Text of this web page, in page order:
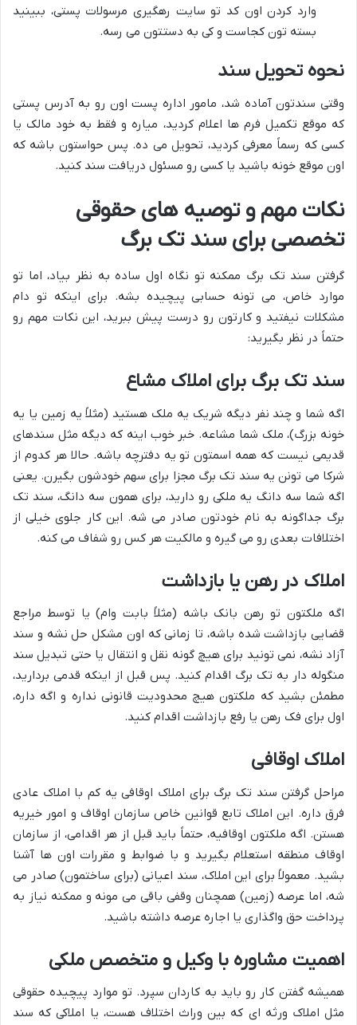
وارد کردن اون کد تو سایت رهگیری مرسولات پستی، ببینید
بسته تون کجاست و کی به دستتون می رسه.
نحوه تحویل سند
وقتی سندتون آماده شد، مامور اداره پست اون رو به آدرس پستی
که موقع تکمیل فرم ها اعلام کردید، میاره و فقط به خود مالک یا
کسی که رسماً معرفی کردید، تحویل می ده. پس حواستون باشه که
اون موقع خونه باشید یا کسی رو مسئول دریافت سند کنید.
نکات مهم و توصیه های حقوقی
تخصصی برای سند تک برگ
گرفتن سند تک برگ ممکنه تو نگاه اول ساده به نظر بیاد، اما تو
موارد خاص، می تونه حسابی پیچیده بشه. برای اینکه تو دام
مشکلات نیفتید و کارتون رو درست پیش ببرید، این نکات مهم رو
حتماً در نظر بگیرید:
سند تک برگ برای املاک مشاع
اگه شما و چند نفر دیگه شریک یه ملک هستید (مثلاً یه زمین یا یه
خونه بزرگ)، ملک شما مشاعه. خبر خوب اینه که دیگه مثل سندهای
قدیمی نیست که همه اسمتون تو یه دفترچه باشه. حالا هر کدوم از
شرکا می تونن یه سند تک برگ مجزا برای سهم خودشون بگیرن. یعنی
اگه شما سه دانگ یه ملکی رو دارید، برای همون سه دانگ، سند تک
برگ جداگونه به نام خودتون صادر می شه. این کار جلوی خیلی از
اختلافات بعدی رو می گیره و مالکیت هر کس رو شفاف می کنه.
املاک در رهن یا بازداشت
اگه ملکتون تو رهن بانک باشه (مثلاً بابت وام) یا توسط مراجع
قضایی بازداشت شده باشه، تا زمانی که اون مشکل حل نشه و سند
آزاد نشه، نمی تونید برای هیچ گونه نقل و انتقال یا حتی تبدیل سند
منگوله دار به تک برگ اقدام کنید. پس قبل از اینکه قدمی بردارید،
مطمئن بشید که ملکتون هیچ محدودیت قانونی نداره و اگه داره،
اول برای فک رهن یا رفع بازداشت اقدام کنید.
املاک اوقافی
مراحل گرفتن سند تک برگ برای املاک اوقافی یه کم با املاک عادی
فرق داره. این املاک تابع قوانین خاص سازمان اوقاف و امور خیریه
هستن. اگه ملکتون اوقافیه، حتماً باید قبل از هر اقدامی، از سازمان
اوقاف منطقه استعلام بگیرید و با ضوابط و مقررات اون ها آشنا
بشید. معمولاً برای این املاک، سند اعیانی (برای ساختمون) صادر می
شه، اما عرصه (زمین) همچنان وقفی باقی می مونه و ممکنه نیاز به
پرداخت حق واگذاری یا اجاره عرصه داشته باشید.
اهمیت مشاوره با وکیل و متخصص ملکی
همیشه گفتن کار رو باید به کاردان سپرد. تو موارد پیچیده حقوقی
مثل املاک ورثه ای که بین وراث اختلاف هست، یا املاکی که سند